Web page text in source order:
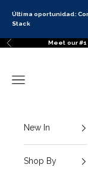
Última oportunidad:
Stack
Anterior Meet our
Menú
New In
Shop By